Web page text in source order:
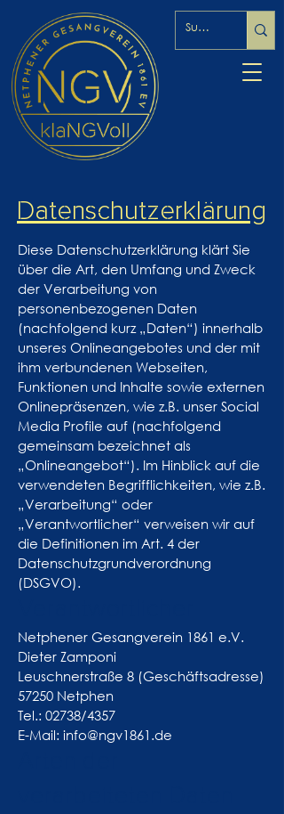
Datenschutzerklärung
Diese Datenschutzerklärung klärt Sie
über die Art, den Umfang und Zweck
der Verarbeitung von
personenbezogenen Daten
(nachfolgend kurz „Daten“) innerhalb
unseres Onlineangebotes und der mit
ihm verbundenen Webseiten,
Funktionen und Inhalte sowie externen
Onlinepräsenzen, wie z.B. unser Social
Media Profile auf (nachfolgend
gemeinsam bezeichnet als
„Onlineangebot“). Im Hinblick auf die
verwendeten Begrifflichkeiten, wie z.B.
„Verarbeitung“ oder
„Verantwortlicher“ verweisen wir auf
die Definitionen im Art. 4 der
Datenschutzgrundverordnung
(DSGVO).
Netphener Gesangverein 1861 e.V.
Dieter Zamponi
Leuschnerstraße 8 (Geschäftsadresse)
57250 Netphen
Tel.: 02738/4357
E-Mail: info@ngv1861.de